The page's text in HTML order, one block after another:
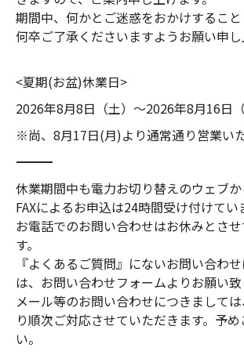
期間中、何かとご迷惑をおかけすること
何卒ご了承くださいますようお願い申し
<夏期(お盆)休業日>
2026年8月8日（土）～2026年8月16日（
※尚、8月17日(月)より通常通り営業いた
――――――――――――――――――――――――――――――――――――――――
休業期間中も電力お切り替えのウェブ
FAXによるお申込は24時間受け付けてい
お電話でのお問い合わせはお休みとさ
す。
『よくあるご質問』にないお問い合わ
は、お問い合わせフォームよりお願い致
メール等のお問い合わせにつきまして
り順次ご対応させていただきます。予
い。